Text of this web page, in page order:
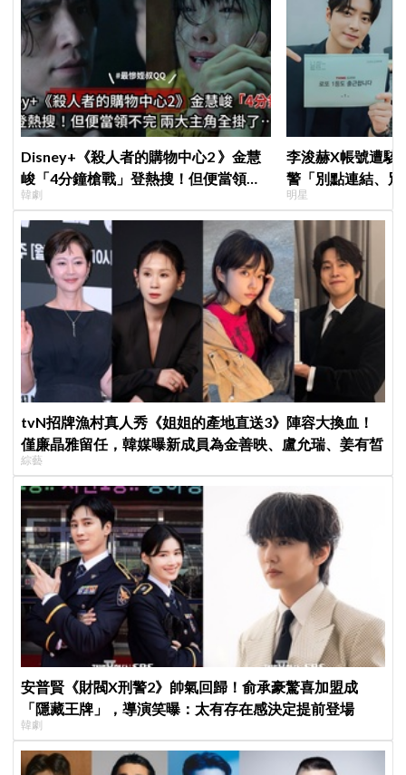
Disney+《殺人者的購物中心2 》金慧
峻「4分鐘槍戰」登熱搜！但便當領不
完兩大主角全掛了⋯
韓劇
李浚赫X帳號遭駭
警「別點連結、
了
明星
tvN招牌漁村真人秀《姐姐的產地直送3》陣容大換血！
僅廉晶雅留任，韓媒曝新成員為金善映、盧允瑞、姜有皙
綜藝
安普賢《財閥X刑警2》帥氣回歸！俞承豪驚喜加盟成
「隱藏王牌」，導演笑曝：太有存在感決定提前登場
韓劇